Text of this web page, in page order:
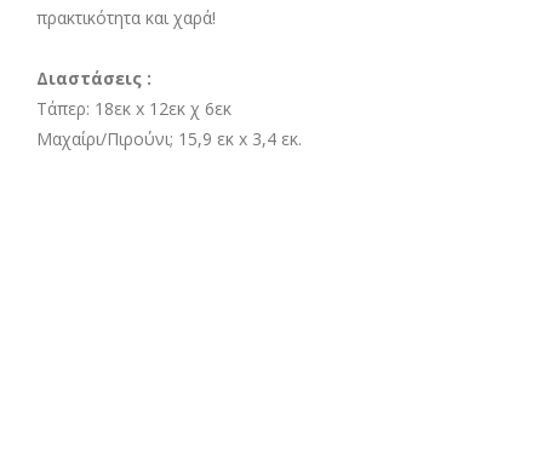
πρακτικότητα και χαρά!
Διαστάσεις :
Τάπερ: 18εκ x 12εκ χ 6εκ
Μαχαίρι/Πιρούνι; 15,9 εκ x 3,4 εκ.